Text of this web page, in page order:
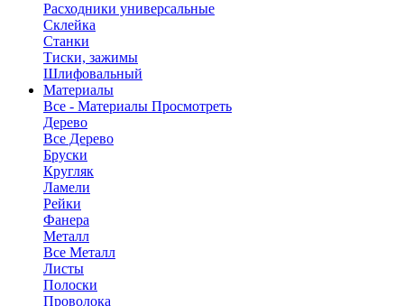
Расходники универсальные
Склейка
Станки
Тиски, зажимы
Шлифовальный
Материалы
Все - Материалы Просмотреть
Дерево
Все Дерево
Бруски
Кругляк
Ламели
Рейки
Фанера
Металл
Все Металл
Листы
Полоски
Проволока